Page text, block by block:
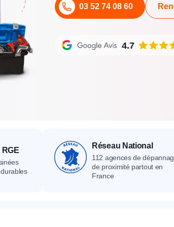
Devis gratuit
Devis gratuit Contact
Devis gratuit Contact
03 52 74 08 60
4.7
Réseau National
112 agences de
de proximité partout en
France